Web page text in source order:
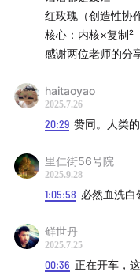
老喻和孤独大
短视频与阅读习
AI 的进步让写作
12:01
16:19 Indigo 对使用 AI
决策和对教育系
32:40 选择的反馈和认
自动驾驶与主动
47:28 涌现思维与复杂
人生算法的简
红玫瑰（创造性协
核心：内核×复制²
感谢两位老师的分
haitaoyao
2025.7.26
20:29 赞同。人类
里仁街56号院
2025.9.28
1:05:58 必然血洗白
鲜世丹
2025.7.25
00:36 正在开车，